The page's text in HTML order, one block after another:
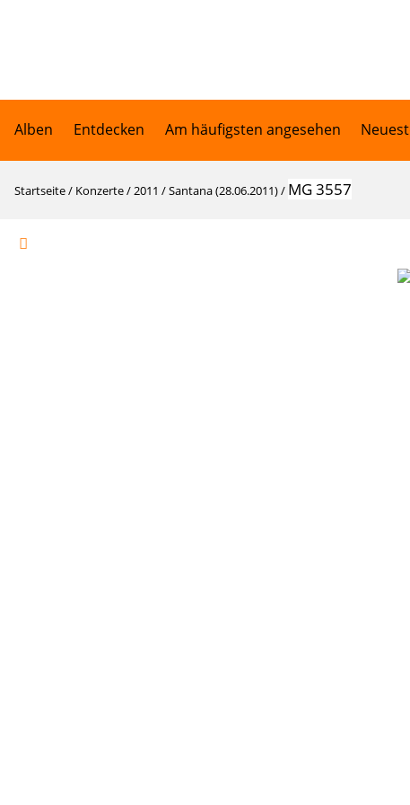
Alben Entdecken Am häufigsten angesehen
Startseite/ Konzerte/2011 /Santana (28.06.2011)/ MG 3557